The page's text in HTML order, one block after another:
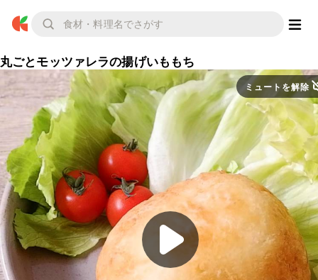
丸ごとモッツァレラの揚げいももち
ミュートを解除